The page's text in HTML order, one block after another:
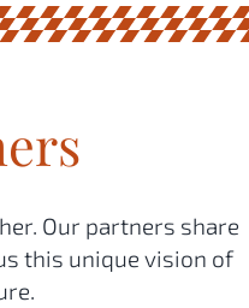
Our partners share
this unique vision of